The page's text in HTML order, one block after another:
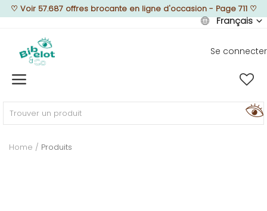
♡ Voir 57.687 offres brocante en ligne d'occasion - Page 711♡
Français
Se connecter
Home
MEUBLEZ
Home Produits